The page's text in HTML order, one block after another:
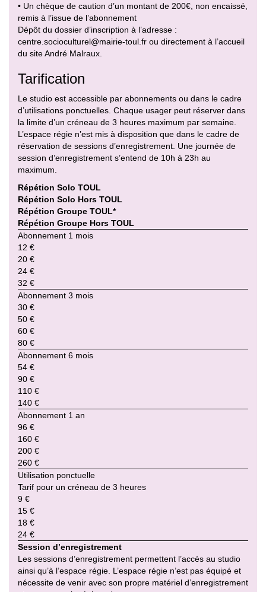
• Un chèque de caution d’un montant de 200€, non encaissé,
remis à l’issue de l’abonnement
Dépôt du dossier d’inscription à l’adresse :
centre.socioculturel@mairie-toul.fr ou directement à l’accueil
du site André Malraux.
Tarification
Le studio est accessible par abonnements ou dans le cadre
d’utilisations ponctuelles. Chaque usager peut réserver dans
la limite d’un créneau de 3 heures maximum par semaine.
L’espace régie n’est mis à disposition que dans le cadre de
réservation de sessions d’enregistrement. Une journée de
session d’enregistrement s’entend de 10h à 23h au
maximum.
Répétion Solo TOUL
Répétion Solo Hors TOUL
Répétion Groupe TOUL*
Répétion Groupe Hors TOUL
Abonnement 1 mois
12 €
20 €
24 €
32 €
Abonnement 3 mois
30 €
50 €
60 €
80 €
Abonnement 6 mois
54 €
90 €
110 €
140 €
Abonnement 1 an
96 €
160 €
200 €
260 €
Utilisation ponctuelle
Tarif pour un créneau de 3 heures
9 €
15 €
18 €
24 €
Session d’enregistrement
Les sessions d’enregistrement permettent l’accès au studio
ainsi qu’à l’espace régie. L’espace régie n’est pas équipé et
nécessite de venir avec son propre matériel d’enregistrement